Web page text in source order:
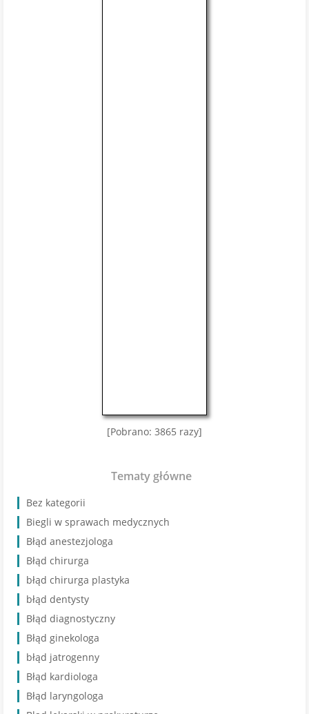
[Pobrano: 3865 razy]
Tematy główne
Bez kategorii
Biegli w sprawach medycznych
Błąd anestezjologa
Błąd chirurga
błąd chirurga plastyka
błąd dentysty
Błąd diagnostyczny
Błąd ginekologa
błąd jatrogenny
Błąd kardiologa
Błąd laryngologa